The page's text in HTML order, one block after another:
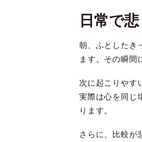
日常で
朝、ふとしたき
ます。その瞬間
次に起こりやす
実際は心を同じ
ります。
さらに、比較が